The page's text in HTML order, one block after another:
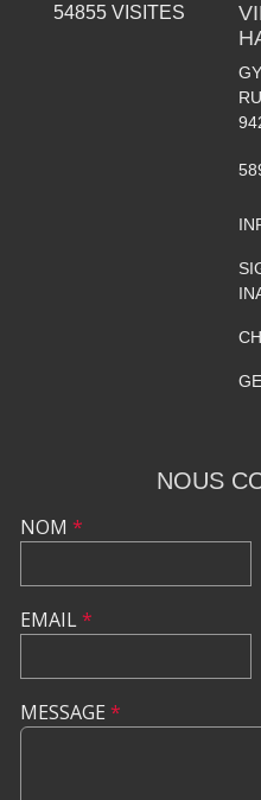
54855VISITES
NOUS
NOM *
EMAIL*
MESSAGE *